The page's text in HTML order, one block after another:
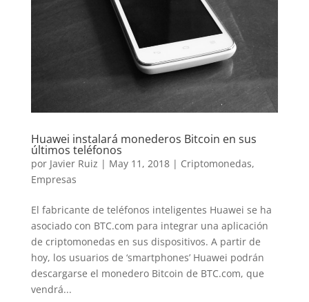
Huawei instalará monederos Bitcoin en sus
últimos teléfonos
por Javier Ruiz | May 11, 2018| Criptomonedas,
Empresas
El fabricante de teléfonos inteligentes Huawei se ha
asociado con BTC.com para integrar una aplicación
de criptomonedas en sus dispositivos. A partir de
hoy, los usuarios de ‘smartphones’ Huawei podrán
descargarse el monedero Bitcoin de BTC.com, que
vendrá...